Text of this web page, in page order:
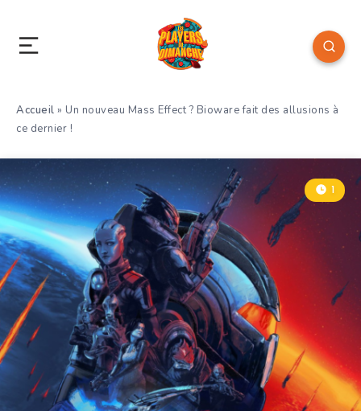
Accueil » Un nouveau Mass Effect ? Bioware fait des allusions à
ce dernier !
1